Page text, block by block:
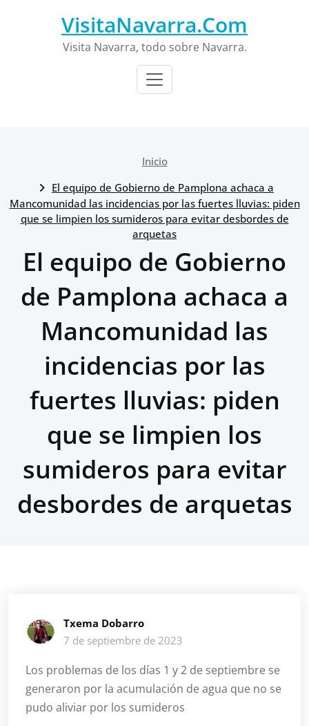
VisitaNavarra.Com
Visita Navarra, todo sobre Navarra.
Inicio
El equipo de Gobierno de Pamplona achaca a
Mancomunidad las incidencias por las fuertes lluvias: piden
que se limpien los sumideros para evitar desbordes de
arquetas
El equipo de Gobierno
de Pamplona achaca a
Mancomunidad las
incidencias por las
fuertes lluvias: piden
que se limpien los
sumideros para evitar
desbordes de arquetas
Txema Dobarro
7 de septiembre de 2023
Los problemas de los días 1 y 2 de septiembre se
generaron por la acumulación de agua que no se
pudo aliviar por los sumideros